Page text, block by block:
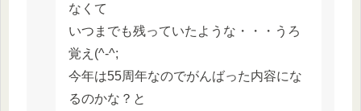
なくて
いつまでも残っていたような・・・うろ
覚え(^-^;
今年は55周年なのでがんばった内容にな
るのかな？と